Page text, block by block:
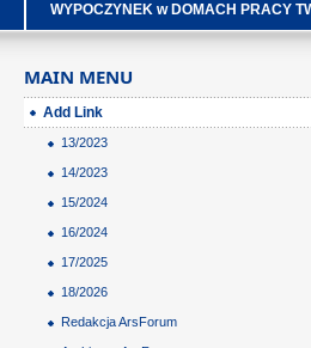
WYPOCZYNEK w DOMACH PRACY
MAIN MENU
Add Link
13/2023
14/2023
15/2024
16/2024
17/2025
18/2026
Redakcja ArsForum